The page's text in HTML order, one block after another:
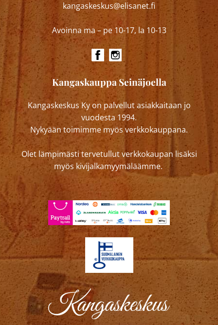
kangaskeskus@elisanet.fi
Avoinna ma – pe 10-17, la 10-13
Kangaskauppa Seinäjoella
Kangaskeskus Ky on palvellut asiakkaitaan jo
vuodesta 1994.
Nykyään toimimme myös verkkokauppana.
Olet lämpimästi tervetullut verkkokaupan lisäksi
myös kivijalkamyymäläämme.